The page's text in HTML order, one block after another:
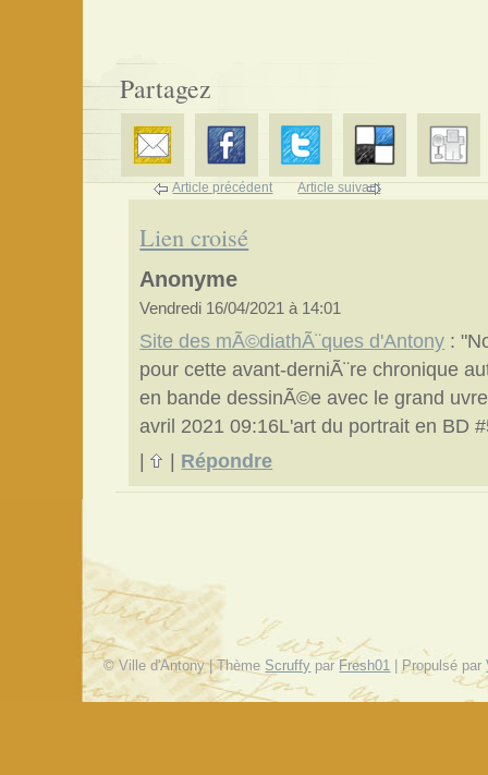
Partagez
Article précédent Article suivant
Lien croisé
Anonyme
Vendredi 16/04/2021 à 14:01
Site des mÃ©diathÃ¨ques d'Antony :
pour cette avant-derniÃ¨re chronique
en bande dessinÃ©e avec le grand
avril 2021 09:16L'art du portrait en BD
|
Répondre
© Ville d'Antony | Thème Scruffy par Fresh01 | Propulsé par